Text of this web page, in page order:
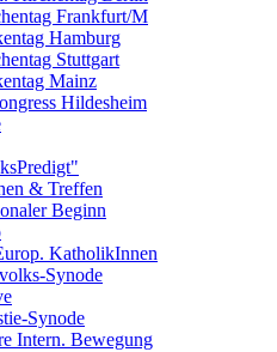
Frankfurt/M
Hamburg
Stuttgart
Mainz
Hildesheim
& Treffen
Beginn
KatholikInnen
Synode
Synode
Intern. Bewegung